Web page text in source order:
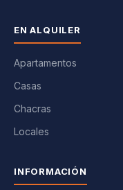
EN ALQUILER
Apartamentos
Casas
Chacras
Locales
INFORMACIÓN